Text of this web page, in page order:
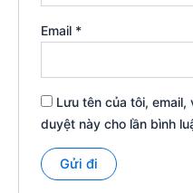
Email *
Lưu tên của tôi,
duyệt này cho lần bình